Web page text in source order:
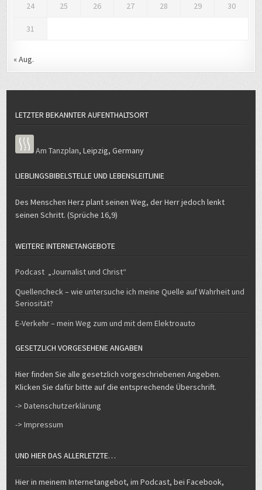
24 25 26 27 28 29 30
31
« Aug.
LETZTER BEKANNTER AUFENTHALTSORT
Am Tanzplan,Leipzig,Germany
LIEBLINGSBIBELSTELLE UND LEBENSLEITLINIE
Des Menschen Herz plant seinen Weg, der Herr jedoch lenkt
seinen Schritt. (Sprüche 16,9)
WEITERE INTERNETANGEBOTE
Podcast „Journalist und Christ“
Quellencheck – wie untersuche ich meine Quelle auf Wahrheit und
Seriosität?
E-Verkehr – mein Weg zum und mit dem Elektroauto
GESETZLICH VORGESEHENE ANGABEN
Hier finden Sie alle gesetzlich vorgeschriebenen Angeben.
Klicken Sie dafür bitte auf die entsprechende Überschrift.
-> Datenschutzerklärung
-> Impressum
UND HIER DAS ALLERLETZTE…
Hier in meinem Internetangebot, im Podcast, bei Facebook,